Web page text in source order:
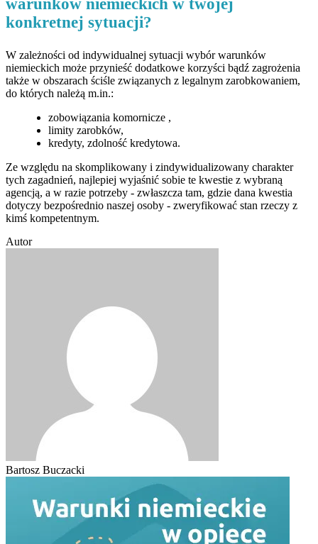
warunków niemieckich w twojej
konkretnej sytuacji?
W zależności od indywidualnej sytuacji wybór warunków
niemieckich może przynieść dodatkowe korzyści bądź zagrożenia
także w obszarach ściśle związanych z legalnym zarobkowaniem,
do których należą m.in.:
zobowiązania komornicze ,
limity zarobków,
kredyty, zdolność kredytowa.
Ze względu na skomplikowany i zindywidualizowany charakter
tych zagadnień, najlepiej wyjaśnić sobie te kwestie z wybraną
agencją, a w razie potrzeby - zwłaszcza tam, gdzie dana kwestia
dotyczy bezpośrednio naszej osoby - zweryfikować stan rzeczy z
kimś kompetentnym.
Autor
Bartosz Buczacki